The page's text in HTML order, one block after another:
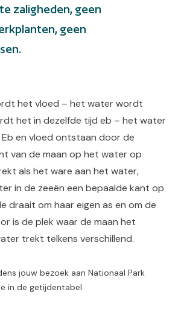
zaligheden, geen
geen
het vloed – het water wordt
het in dezelfde tijd eb – het water
en vloed ontstaan door de
van de maan op het water op
als het ware aan het water,
in de zeeën een bepaalde kant op
draait om haar eigen as en om de
is de plek waar de maan het
trekt telkens verschillend.
jouw bezoek aan Nationaal Park
in de getijdentabel.